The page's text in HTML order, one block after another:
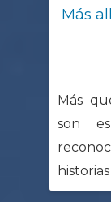
Más
Más
son